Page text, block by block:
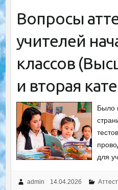
Вопросы
учителей
классов
и вторая
Было
для
admin 14.04.2026